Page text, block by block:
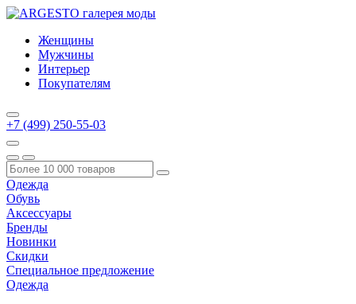
Женщины
Мужчины
Интерьер
Покупателям
+7 (499) 250-55-03
Одежда
Обувь
Аксессуары
Бренды
Новинки
Скидки
Специальное предложение
Одежда